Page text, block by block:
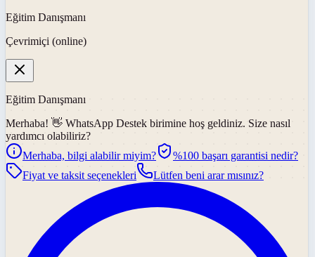
Eğitim Danışmanı
Çevrimiçi (online)
Eğitim Danışmanı
Merhaba! 👋 WhatsApp Destek birimine hoş geldiniz. Size nasıl
yardımcı olabiliriz?
Merhaba, bilgi alabilir miyim?
%100 başarı garantisi nedir?
Fiyat ve taksit seçenekleri
Lütfen beni arar mısınız?